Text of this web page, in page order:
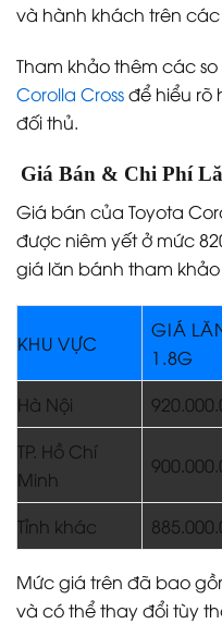
và hành khách trên
Tham khảo thêm các
Corolla Crossđể hiểu rõ
đối thủ.
Giá Bán & Chi Phí
Giá bán của Toyota
được niêm yết ở mức
giá lăn bánh tham
KHU VỰC
GIÁ
1.8G
Hà Nội
TP. Hồ Chí
Minh
Tỉnh khác
Mức giá trên đã bao
và có thể thay đổi tùy